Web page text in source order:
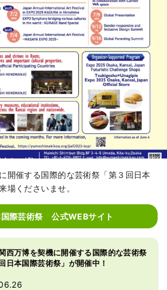
開催する国際的な芸術祭「第３回日本
場くださいませ。
国際芸術祭 公式WEBサイト
西万博を契機に開催する国際的な芸術祭
日本国際芸術祭」が開催中！